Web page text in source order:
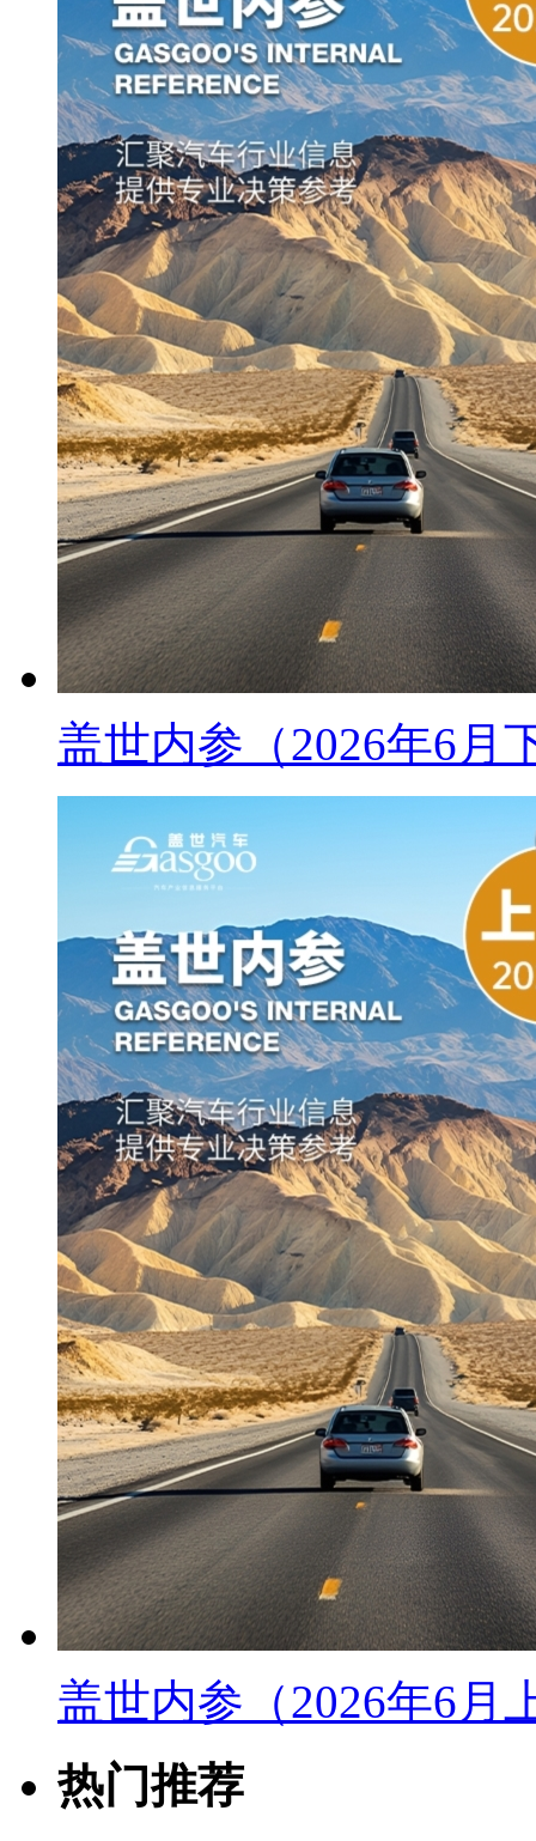
盖世内参（2026年6月
盖世内参（2026年6月
热门推荐